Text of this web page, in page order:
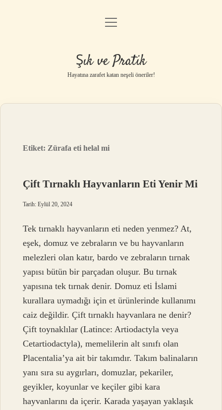
Anasayfa
Yasal Uyarı
menüyü
Şık ve Pratik
Hayatına zarafet katan neşeli öneriler!
Etiket: Zürafa eti helal mi
Çift Tırnaklı Hayvanların Eti Yenir Mi
Tarih: Eylül 20, 2024
Tek tırnaklı hayvanların eti neden yenmez? At,
eşek, domuz ve zebraların ve bu hayvanların
melezleri olan katır, bardo ve zebraların tırnak
yapısı bütün bir parçadan oluşur. Bu tırnak
yapısına tek tırnak denir. Domuz eti İslami
kurallara uymadığı için et ürünlerinde kullanımı
caiz değildir. Çift tırnaklı hayvanlara ne denir?
Çift toynaklılar (Latince: Artiodactyla veya
Cetartiodactyla), memelilerin alt sınıfı olan
Placentalia’ya ait bir takımdır. Takım balinaların
yanı sıra su aygırları, domuzlar, pekariler,
geyikler, koyunlar ve keçiler gibi kara
hayvanlarını da içerir. Karada yaşayan yaklaşık